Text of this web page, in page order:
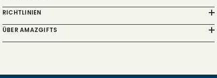
RICHTLINIEN
ÜBER AMAZGIFTS